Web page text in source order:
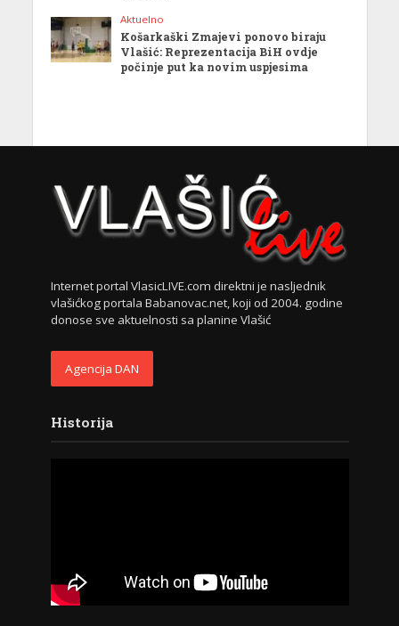
Aktuelno
Košarkaški Zmajevi ponovo biraju
Vlašić: Reprezentacija BiH ovdje
počinje put ka novim uspjesima
Internet portal VlasicLIVE.com direktni je nasljednik
vlašićkog portala Babanovac.net, koji od 2004. godine
donose sve aktuelnosti sa planine Vlašić
Agencija DAN
Historija